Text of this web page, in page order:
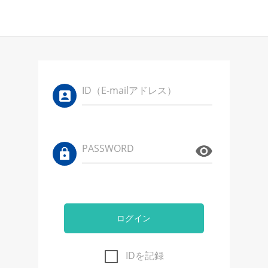
ID（E-mailアドレス）
PASSWORD
ログイン
IDを記録